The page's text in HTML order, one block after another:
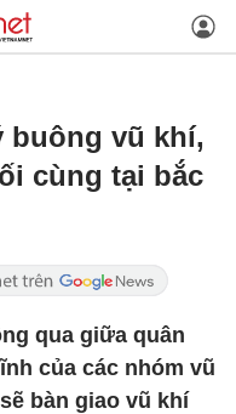
buông vũ khí,
cùng tại bắc
qua giữa quân
của các nhóm vũ
bàn giao vũ khí